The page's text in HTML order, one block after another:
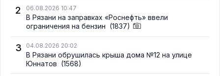
2 06.08.2026 10:47
В Рязани на заправках «Роснефть» ввели
ограничения на бензин (1837)
3 04.08.2026 20:02
В Рязани обрушилась крыша дома №12 на улице
Юннатов (1568)